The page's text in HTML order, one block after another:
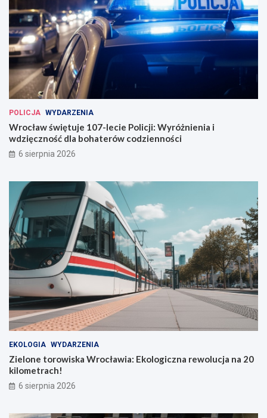
a
w
e
W
r
o
c
ł
w
i
u
w
POLICJA WYDARZENIA
Wrocław świętuje 107-lecie Policji: Wyróżnienia i
wdzięczność dla bohaterów codzienności
6 sierpnia 2026
EKOLOGIA WYDARZENIA
Zielone torowiska Wrocławia: Ekologiczna rewolucja na 20
kilometrach!
6 sierpnia 2026